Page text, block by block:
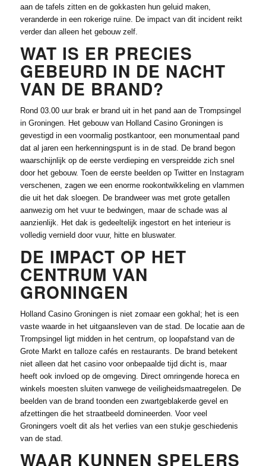
aan de tafels zitten en de gokkasten hun geluid maken,
veranderde in een rokerige ruïne. De impact van dit incident reikt
verder dan alleen het gebouw zelf.
WAT IS ER PRECIES
GEBEURD IN DE NACHT
VAN DE BRAND?
Rond 03.00 uur brak er brand uit in het pand aan de Trompsingel
in Groningen. Het gebouw van Holland Casino Groningen is
gevestigd in een voormalig postkantoor, een monumentaal pand
dat al jaren een herkenningspunt is in de stad. De brand begon
waarschijnlijk op de eerste verdieping en verspreidde zich snel
door het gebouw. Toen de eerste beelden op Twitter en Instagram
verschenen, zagen we een enorme rookontwikkeling en vlammen
die uit het dak sloegen. De brandweer was met grote getallen
aanwezig om het vuur te bedwingen, maar de schade was al
aanzienlijk. Het dak is gedeeltelijk ingestort en het interieur is
volledig vernield door vuur, hitte en bluswater.
DE IMPACT OP HET
CENTRUM VAN
GRONINGEN
Holland Casino Groningen is niet zomaar een gokhal; het is een
vaste waarde in het uitgaansleven van de stad. De locatie aan de
Trompsingel ligt midden in het centrum, op loopafstand van de
Grote Markt en talloze cafés en restaurants. De brand betekent
niet alleen dat het casino voor onbepaalde tijd dicht is, maar
heeft ook invloed op de omgeving. Direct omringende horeca en
winkels moesten sluiten vanwege de veiligheidsmaatregelen. De
beelden van de brand toonden een zwartgeblakerde gevel en
afzettingen die het straatbeeld domineerden. Voor veel
Groningers voelt dit als het verlies van een stukje geschiedenis
van de stad.
WAAR KUNNEN SPELERS